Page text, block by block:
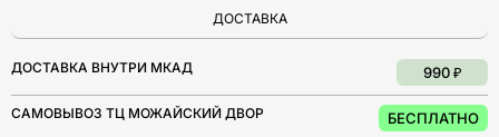
ДОСТАВКА
ДОСТАВКА ВНУТРИ МКАД 990 ₽
САМОВЫВОЗ ТЦ МОЖАЙСКИЙ ДВОР БЕСПЛАТНО